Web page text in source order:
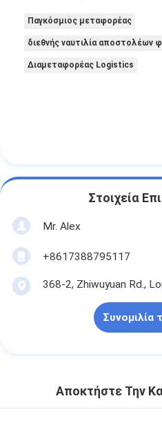
Παγκόσμιος μεταφορέας
διεθνής ναυτιλία αποστολέων
Διαμεταφορέας Logistics
Στοιχεία
Mr. Alex
+8617388795117
368-2, Zhiwuyuan Rd.,
Συνομιλία
Αποκτήστε Την